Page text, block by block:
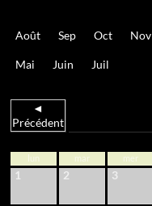
Août Sep Oct Nov
Mai Juin Juil
◄
Précédent
lun mar mer
1 2 3